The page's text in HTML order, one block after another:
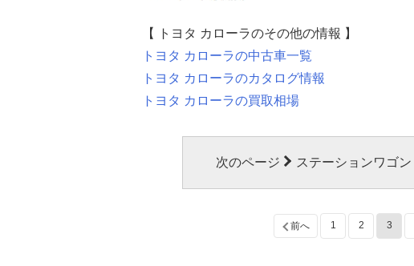
【 トヨタ カローラのその他の情報 】
トヨタ カローラの中古車一覧
トヨタ カローラのカタログ情報
トヨタ カローラの買取相場
次のページ ステーションワゴ
前へ 1 2 3